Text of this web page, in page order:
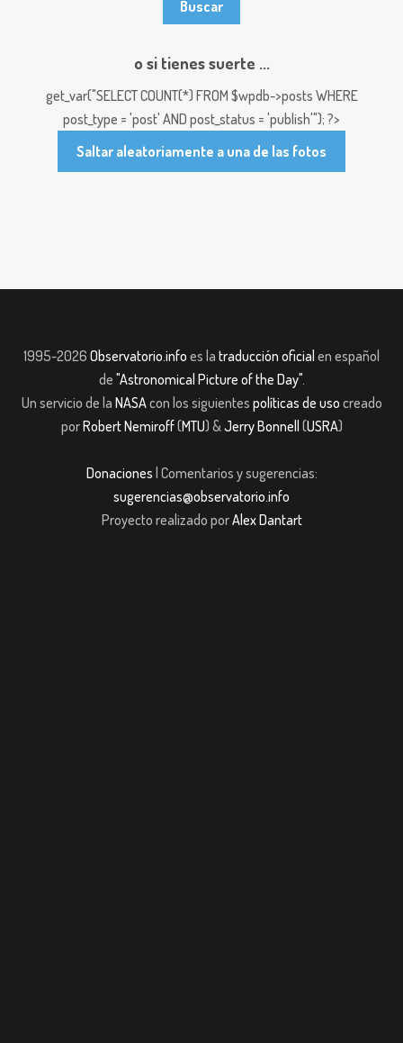
o si tienes suerte ...
get_var("SELECT COUNT(*) FROM $wpdb->posts WHERE
post_type = 'post' AND post_status = 'publish'"); ?>
Saltar aleatoriamente a una de las fotos
1995-2026 Observatorio.info es la traducción oficial en español
de "Astronomical Picture of the Day".
Un servicio de la NASAcon los siguientes políticas de uso creado
porRobert Nemiroff(MTU) &Jerry Bonnell (USRA)
Donaciones | Comentarios y sugerencias:
sugerencias@observatorio.info
Proyecto realizado porAlex Dantart